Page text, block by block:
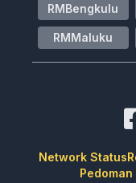
RMBengkulu
RMMaluku
Network Status